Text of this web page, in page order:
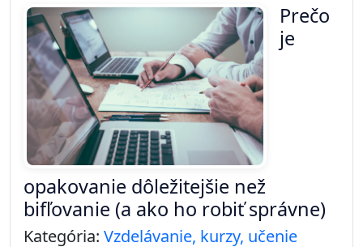
Prečo
je
opakovanie dôležitejšie než
bifľovanie (a ako ho robiť správne)
Kategória: Vzdelávanie, kurzy, učenie